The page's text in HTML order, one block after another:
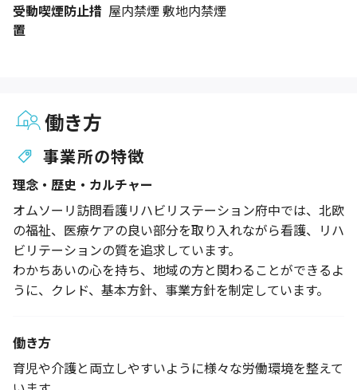
受動喫煙防止措
置
屋内禁煙 敷地内禁煙
働き方
事業所の特徴
理念・歴史・カルチャー
オムソーリ訪問看護リハビリステーション府中では、北欧
の福祉、医療ケアの良い部分を取り入れながら看護、リハ
ビリテーションの質を追求しています。
わかちあいの心を持ち、地域の方と関わることができるよ
うに、クレド、基本方針、事業方針を制定しています。
働き方
育児や介護と両立しやすいように様々な労働環境を整えて